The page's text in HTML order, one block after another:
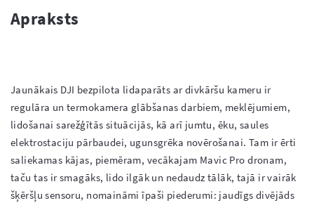
Apraksts
Jaunākais DJI bezpilota lidaparāts ar divkāršu kameru ir
regulāra un termokamera glābšanas darbiem, meklējumiem,
lidošanai sarežģītās situācijās, kā arī jumtu, ēku, saules
elektrostaciju pārbaudei, ugunsgrēka novērošanai. Tam ir ērti
saliekamas kājas, piemēram, vecākajam Mavic Pro dronam,
taču tas ir smagāks, lido ilgāk un nedaudz tālāk, tajā ir vairāk
šķēršļu sensoru, nomaināmi īpaši piederumi: jaudīgs divējāds